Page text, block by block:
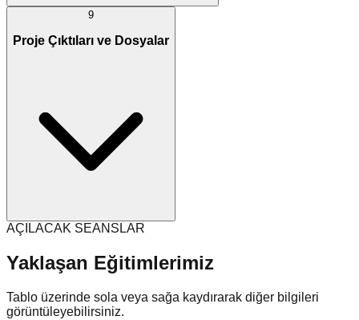
9
Proje Çıktıları ve Dosyalar
AÇILACAK SEANSLAR
Yaklaşan Eğitimlerimiz
Tablo üzerinde sola veya sağa kaydırarak diğer bilgileri
görüntüleyebilirsiniz.